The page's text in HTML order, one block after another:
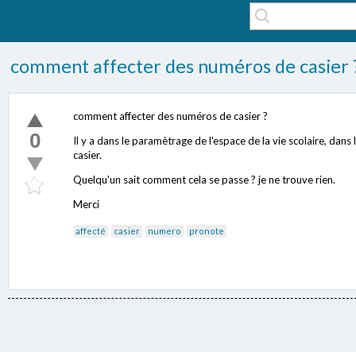
comment affecter des numéros de casier
0
comment affecter des numéros de casier ?
Il y a dans le paramètrage de l'espace de la vie scolaire,
casier.
Quelqu'un sait comment cela se passe ? je ne trouve rien.
Merci
affecté casier numero pronote